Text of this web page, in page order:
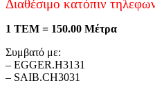
Διαθέσιμο κατόπιν
1 ΤΕΜ = 150.00 Μέτρα
Συμβατό με:
– EGGER.H3131
– SAIB.CH3031